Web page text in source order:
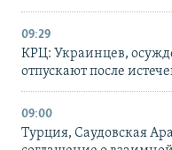
09:29
КРЦ: Украинцев,
отпускают после
09:00
Турция, Саудовская